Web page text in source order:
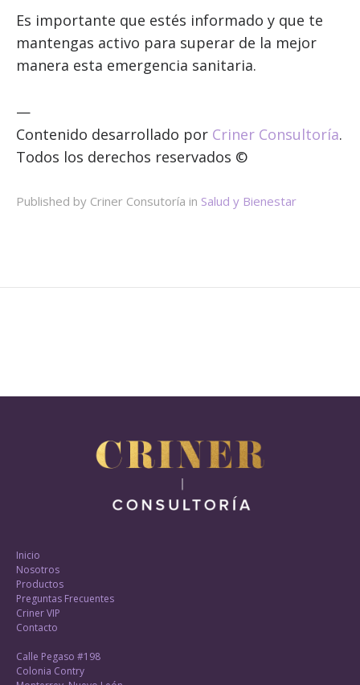
Es importante que estés informado y que te
mantengas activo para superar de la mejor
manera esta emergencia sanitaria.
—
Contenido desarrollado por Criner Consultoría.
Todos los derechos reservados ©
Published by Criner Consutoría in Salud y Bienestar
Inicio
Nosotros
Productos
Preguntas Frecuentes
Criner VIP
Contacto
Calle Pegaso #198
Colonia Contry